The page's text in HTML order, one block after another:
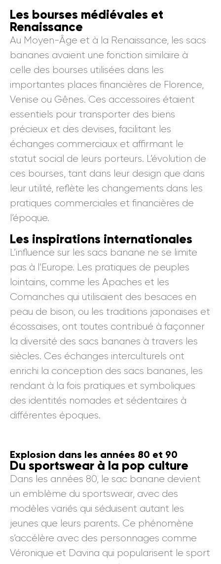
Les bourses médiévales et
Renaissance
Au Moyen-Âge et à la Renaissance, les sacs
bananes avaient une fonction similaire à
celle des bourses utilisées dans les
importantes places financières de Florence,
Venise ou Gênes. Ces accessoires étaient
essentiels pour transporter des biens
précieux et des devises, facilitant les
échanges commerciaux et affirmant le
statut social de leurs porteurs. L’évolution de
ces bourses, tant dans leur design que dans
leur utilité, reflète les changements dans les
pratiques commerciales et financières de
l’époque.
Les inspirations internationales
L’influence sur les sacs banane ne se limite
pas à l’Europe. Les pratiques de peuples
lointains, comme les Apaches et les
Comanches qui utilisaient des besaces en
peau de bison, ou les traditions japonaises et
écossaises, ont toutes contribué à façonner
la diversité des sacs bananes à travers les
siècles. Ces échanges interculturels ont
enrichi la conception des sacs bananes, les
rendant à la fois pratiques et symboliques
des identités nomades et sédentaires à
différentes époques.
Explosion dans les années 80 et 90
Du sportswear à la pop culture
Dans les années 80, le sac banane devient
un emblème du sportswear, avec des
modèles variés qui séduisent autant les
jeunes que leurs parents. Ce phénomène
s’accélère avec des personnages comme
Véronique et Davina qui popularisent le sport